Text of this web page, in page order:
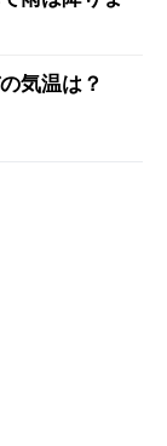
気温は？